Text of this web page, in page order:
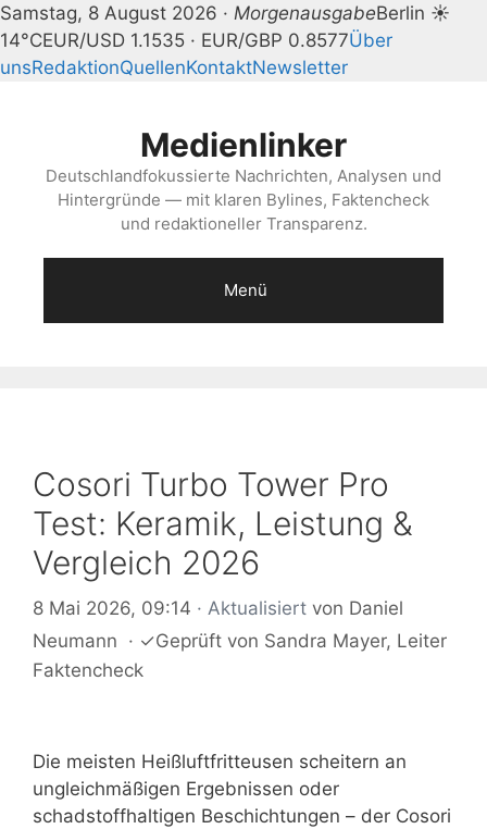
Samstag, 8 August 2026 · MorgenausgabeBerlin ☀
14°CEUR/USD 1.1535 · EUR/GBP 0.8577Über
unsRedaktionQuellenKontaktNewsletter
Medienlinker
Deutschlandfokussierte Nachrichten, Analysen und
Hintergründe — mit klaren Bylines, Faktencheck
und redaktioneller Transparenz.
Menü
Cosori Turbo Tower Pro
Test: Keramik, Leistung &
Vergleich 2026
8 Mai 2026, 09:14 · Aktualisiert von Daniel
Neumann · ✓Geprüft von Sandra Mayer, Leiter
Faktencheck
Die meisten Heißluftfritteusen scheitern an
ungleichmäßigen Ergebnissen oder
schadstoffhaltigen Beschichtungen – der Cosori